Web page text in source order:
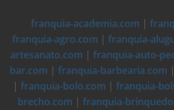
franquia-academia.com |
franquia-agro.com | franquia-
artesanato.com | franquia-auto-
bar.com | franquia-barbearia.com |
| franquia-bolo.com | franquia-
brecho.com | franquia-